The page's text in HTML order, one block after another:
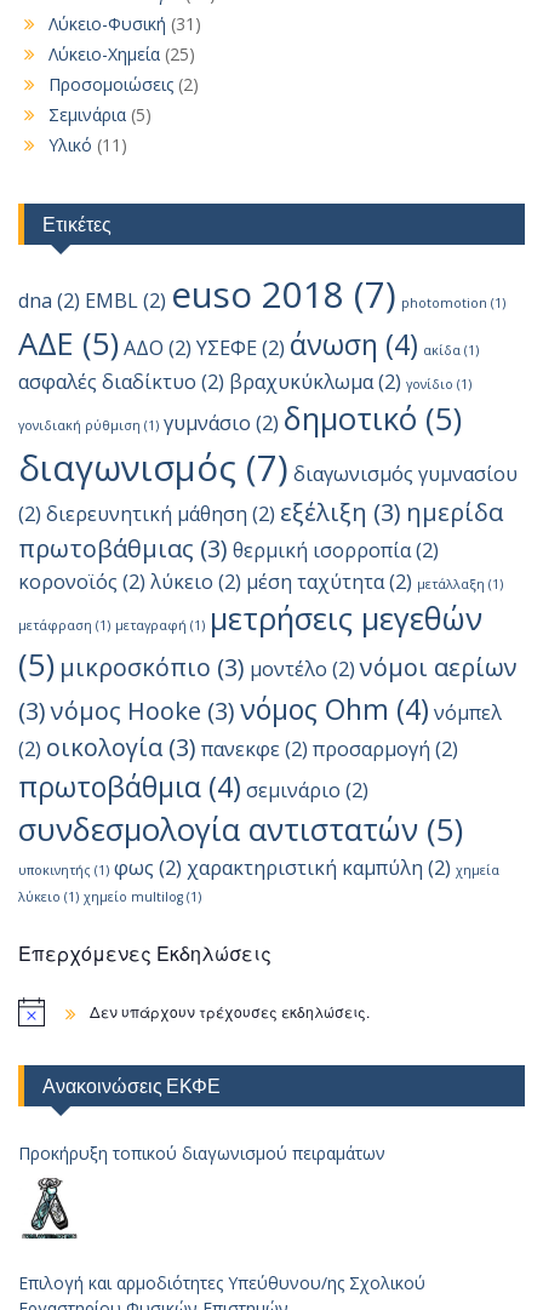
Λύκειο-Φυσική (31)
Λύκειο-Χημεία (25)
Προσομοιώσεις (2)
Σεμινάρια (5)
Υλικό (11)
Ετικέτες
dna (2) EMBL(2) euso 2018 (7) photomotion (1)
ΑΔΕ (5)ΑΔΟ (2) ΥΣΕΦΕ(2) άνωση (4) ακίδα (1)
ασφαλές διαδίκτυο (2) βραχυκύκλωμα(2) γονίδιο (1)
γονιδιακή ρύθμιση (1) γυμνάσιο (2) δημοτικό (5)
διαγωνισμός (7) διαγωνισμός γυμνασίου
(2) διερευνητική μάθηση (2) εξέλιξη (3) ημερίδα
πρωτοβάθμιας (3) θερμική ισορροπία(2)
κορονοϊός (2) λύκειο (2) μέση ταχύτητα(2) μετάλλαξη (1)
μετάφραση (1) μεταγραφή (1) μετρήσεις μεγεθών
(5) μικροσκόπιο (3) μοντέλο (2) νόμοι αερίων
(3)νόμος Hooke (3)νόμος Ohm (4) νόμπελ
(2) οικολογία(3) πανεκφε(2) προσαρμογή (2)
πρωτοβάθμια (4) σεμινάριο (2)
συνδεσμολογία αντιστατών (5)
υποκινητής (1) φως (2) χαρακτηριστική καμπύλη (2) χημεία
λύκειο (1) χημείο multilog (1)
Επερχόμενες Εκδηλώσεις
Δεν υπάρχουν τρέχουσες εκδηλώσεις.
Ανακοινώσεις ΕΚΦΕ
Προκήρυξη τοπικού διαγωνισμού πειραμάτων
Επιλογή και αρμοδιότητες Υπεύθυνου/ης Σχολικού